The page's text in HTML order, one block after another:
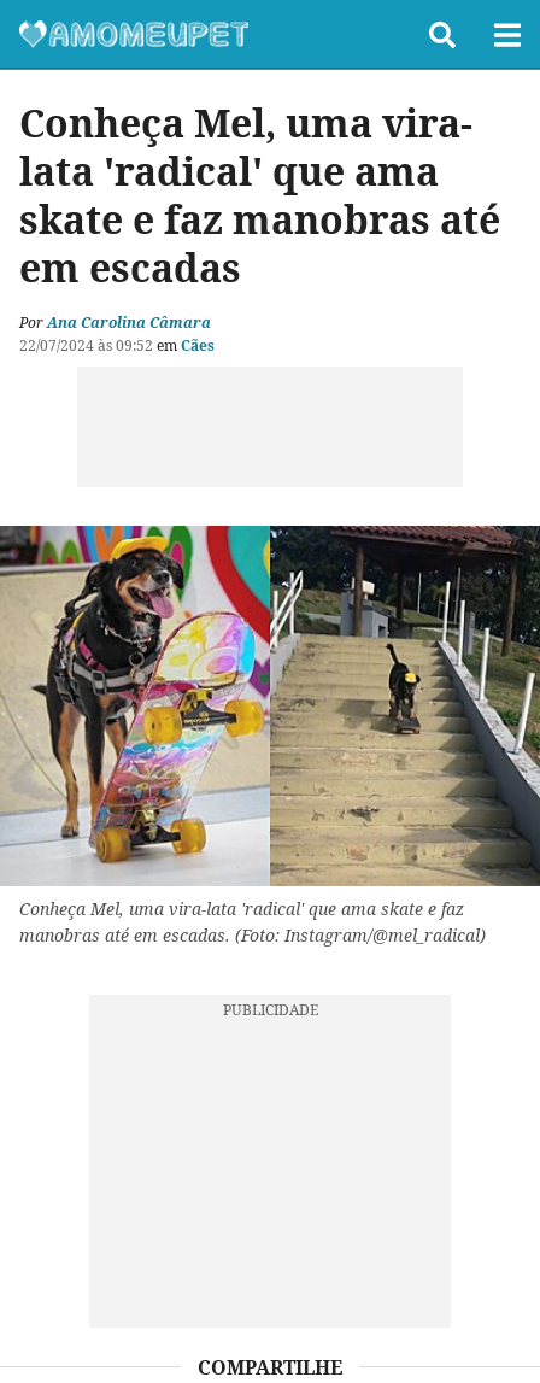
Conheça Mel, uma vira-
lata 'radical' que ama
skate e faz manobras até
em escadas
PorAna Carolina Câmara
22/07/2024 às 09:52 emCães
Conheça Mel, uma vira-lata 'radical' que ama skate e faz
manobras até em escadas. (Foto: Instagram/@mel_radical)
COMPARTILHE